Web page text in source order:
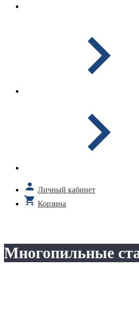
Личный кабинет
Корзина
Многопильные